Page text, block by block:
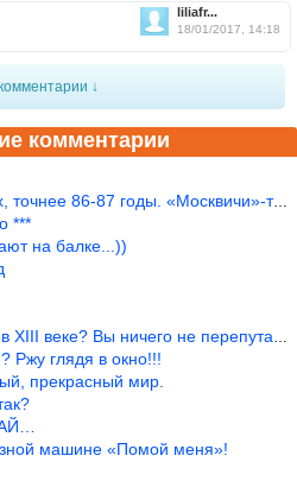
liliafr...
18/01/2017, 14:18
↓
комментарии
86-87 годы. «Москвичи»-то из пер
***
на балке...))
веке? Вы ничего не перепутали?
Ржу глядя в окно!!!
прекрасный мир.
машине «Помой меня»!